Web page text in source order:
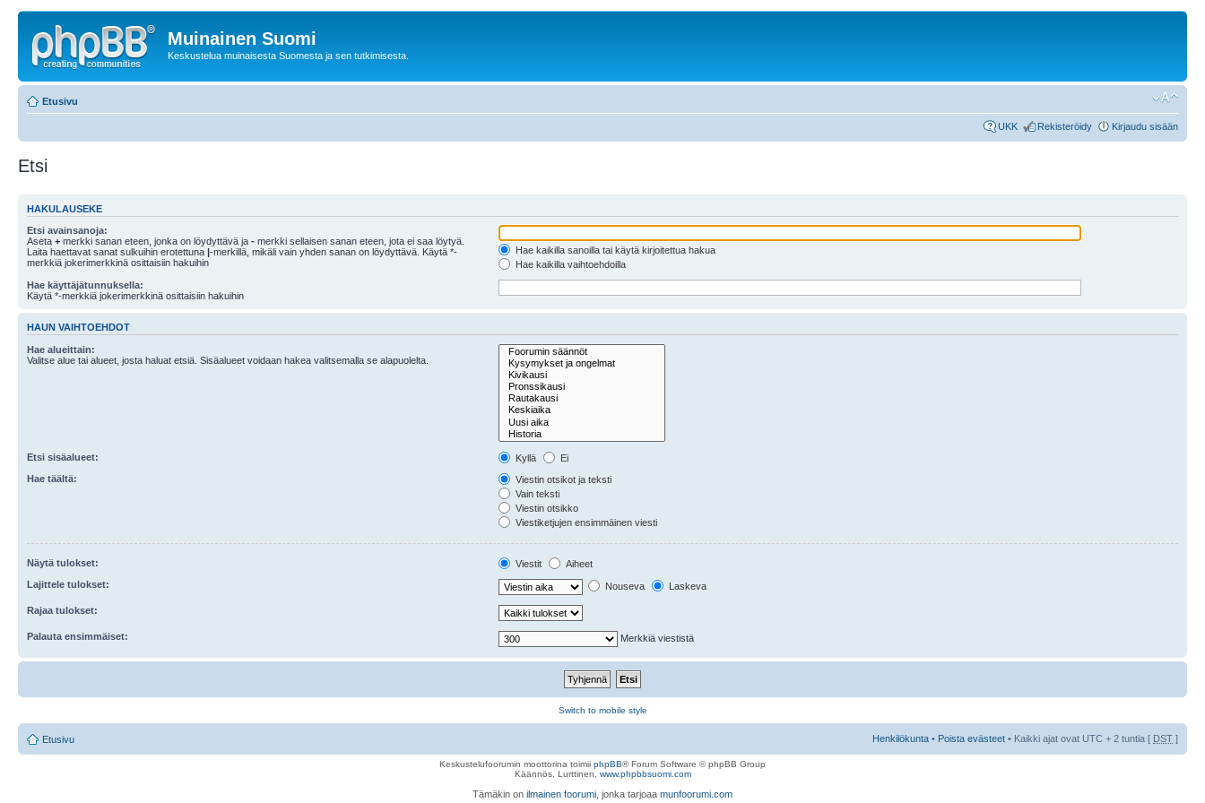
Muinainen Suomi
Keskustelua muinaisesta Suomesta ja sen tutkimisesta.
Etusivu
UKK Rekisteröidy Kirjaudu sisään
Etsi
HAKULAUSEKE
Etsi avainsanoja:
Aseta + merkki sanan eteen, jonka on löydyttävä ja - merkki sellaisen sanan eteen, jota ei saa löytyä.
Laita haettavat sanat sulkuihin erotettuna |-merkillä, mikäli vain yhden sanan on löydyttävä. Käytä *-
merkkiä jokerimerkkinä osittaisiin hakuihin
Hae kaikilla sanoilla tai käytä kirjoitettua hakua
Hae kaikilla vaihtoehdoilla
Hae käyttäjätunnuksella:
Käytä *-merkkiä jokerimerkkinä osittaisiin hakuihin
HAUN VAIHTOEHDOT
Hae alueittain:
Valitse alue tai alueet, josta haluat etsiä. Sisäalueet voidaan hakea valitsemalla se alapuolelta.
Etsi sisäalueet: Kyllä
Ei
Hae täältä:
Viestin otsikot ja teksti
Vain teksti
Viestin otsikko
Viestiketjujen ensimmäinen viesti
Näytä tulokset: Viestit
Aiheet
Lajittele tulokset:
Nouseva Laskeva
Rajaa tulokset:
Palauta ensimmäiset: Merkkiä viestistä
Switch to mobile style
Etusivu Henkilökunta • Poista evästeet • Kaikki ajat ovat UTC + 2 tuntia [ DST ]
Keskustelufoorumin moottorina toimii phpBB® Forum Software © phpBB Group
Käännös, Lurttinen, www.phpbbsuomi.com
Tämäkin on ilmainen foorumi , jonka tarjoaa munfoorumi.com